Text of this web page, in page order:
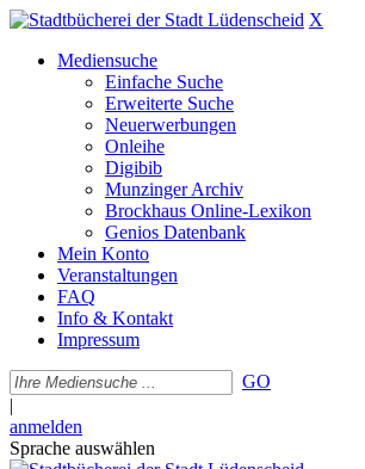
X
Mediensuche
Einfache Suche
Erweiterte Suche
Neuerwerbungen
Onleihe
Digibib
Munzinger Archiv
Brockhaus Online-Lexikon
Genios Datenbank
Mein Konto
Veranstaltungen
FAQ
Info & Kontakt
Impressum
GO
|
anmelden
Sprache auswählen